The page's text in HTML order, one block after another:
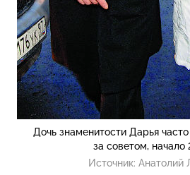
Дочь знаменитости Дарья
за советом,
Источник: Анатолий